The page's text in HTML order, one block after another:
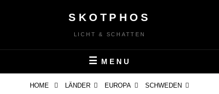
SKOTPHOS
LICHT & SCHATTEN
MENU
HOME LÄNDER EUROPA SCHWEDEN